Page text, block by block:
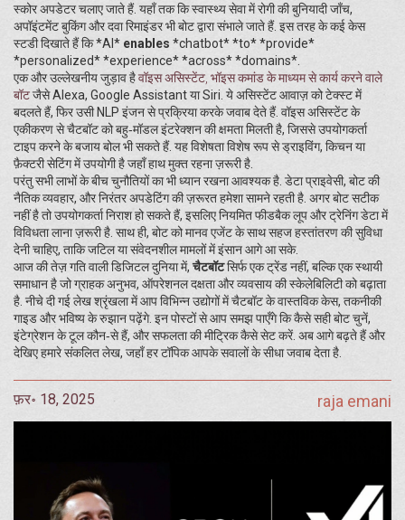
स्कोर अपडेटर चलाए जाते हैं. यहाँ तक कि स्वास्थ्य सेवा में रोगी की बुनियादी जाँच,
अपॉइंटमेंट बुकिंग और दवा रिमाइंडर भी बोट द्वारा संभाले जाते हैं. इस तरह के कई केस
स्टडी दिखाते हैं कि *AI* enables *chatbot* *to* *provide*
*personalized* *experience* *across* *domains*.
एक और उल्लेखनीय जुड़ाव हैवॉइस असिस्टेंट भॉइस कमांड के माध्यम से कार्य करने वाले
बॉटजैसे Alexa, Google Assistant या Siri. ये असिस्टेंट आवाज़ को टेक्स्ट में
बदलते हैं, फिर उसी NLP इंजन से प्रक्रिया करके जवाब देते हैं. वॉइस असिस्टेंट के
एकीकरण से चैटबॉट को बहु‑मॉडल इंटरेक्शन की क्षमता मिलती है, जिससे उपयोगकर्ता
टाइप करने के बजाय बोल भी सकते हैं. यह विशेषता विशेष रूप से ड्राइविंग, किचन या
फ़ैक्टरी सेटिंग में उपयोगी है जहाँ हाथ मुक्त रहना ज़रूरी है.
परंतु सभी लाभों के बीच चुनौतियों का भी ध्यान रखना आवश्यक है. डेटा प्राइवेसी, बोट की
नैतिक व्यवहार, और निरंतर अपडेटिंग की ज़रूरत हमेशा सामने रहती है. अगर बोट सटीक
नहीं है तो उपयोगकर्ता निराश हो सकते हैं, इसलिए नियमित फीडबैक लूप और ट्रेनिंग डेटा में
विविधता लाना ज़रूरी है. साथ ही, बोट को मानव एजेंट के साथ सहज हस्तांतरण की सुविधा
देनी चाहिए, ताकि जटिल या संवेदनशील मामलों में इंसान आगे आ सके.
आज की तेज़ गति वाली डिजिटल दुनिया में,चैटबॉटसिर्फ एक ट्रेंड नहीं, बल्कि एक स्थायी
समाधान है जो ग्राहक अनुभव, ऑपरेशनल दक्षता और व्यवसाय की स्केलेबिलिटी को बढ़ाता
है. नीचे दी गई लेख श्रृंखला में आप विभिन्न उद्योगों में चैटबॉट के वास्तविक केस, तकनीकी
गाइड और भविष्य के रुझान पढ़ेंगे. इन पोस्टों से आप समझ पाएँगे कि कैसे सही बोट चुनें,
इंटेग्रेशन के टूल कौन‑से हैं, और सफलता की मीट्रिक कैसे सेट करें. अब आगे बढ़ते हैं और
देखिए हमारे संकलित लेख, जहाँ हर टॉपिक आपके सवालों के सीधा जवाब देता है.
फ़र॰ 18, 2025 raja emani